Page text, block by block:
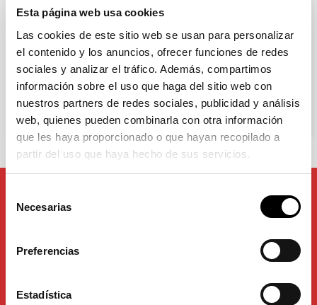
Esta página web usa cookies
Las cookies de este sitio web se usan para personalizar
el contenido y los anuncios, ofrecer funciones de redes
sociales y analizar el tráfico. Además, compartimos
información sobre el uso que haga del sitio web con
nuestros partners de redes sociales, publicidad y análisis
web, quienes pueden combinarla con otra información
que les haya proporcionado o que hayan recopilado a
partir del uso que haya hecho de sus servicios.
Necesarias
Preferencias
Estadística
Notas de prensa
Responsabilidad Social Corporativa
Proyectos